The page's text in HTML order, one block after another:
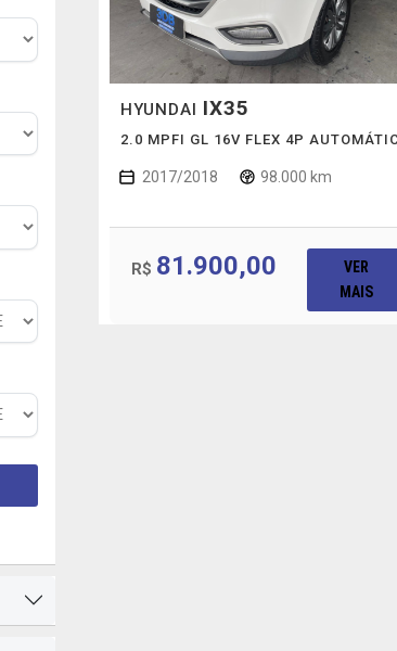
HYUNDAI IX35
2.0 MPFI GL 16V FLEX 4P
2017/2018 98.000 km
R$ 81.900,00
VER
MAIS